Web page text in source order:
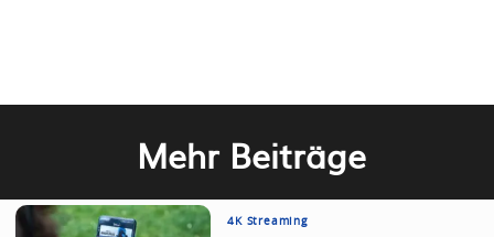
Mehr Beiträge
4K Streaming